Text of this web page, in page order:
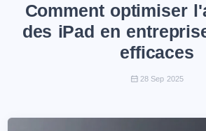
Comment optimiser
des iPad en
efficaces
28 Sep 2025